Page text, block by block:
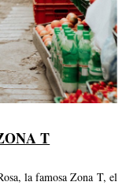
T
la famosa Zona T, el